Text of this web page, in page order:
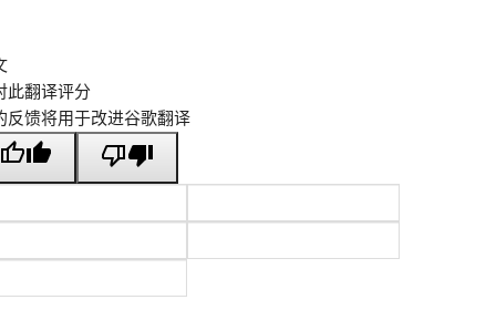
此翻译评分
反馈将用于改进谷歌翻译